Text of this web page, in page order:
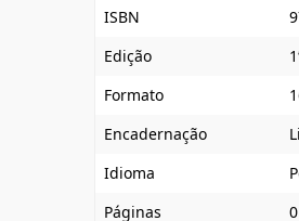
ISBN
Edição
Formato
Encadernação
Idioma
Páginas
0